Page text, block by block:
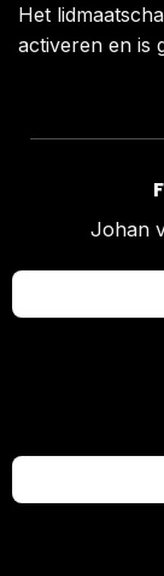
Het
activeren en is
Johan